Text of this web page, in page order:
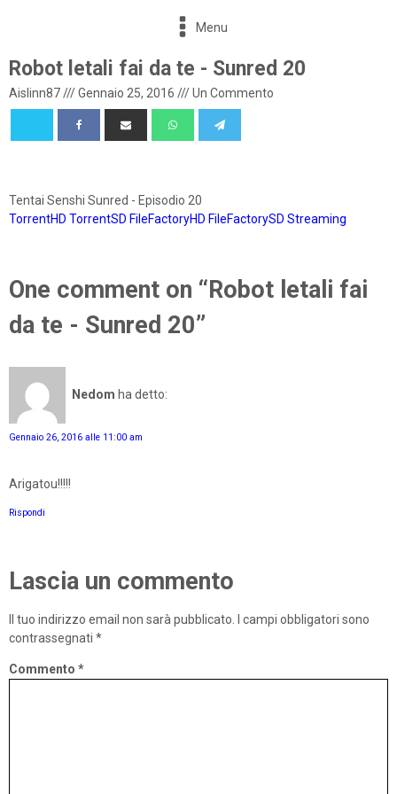
Menu
Robot letali fai da te - Sunred 20
Aislinn87///Gennaio 25, 2016 ///Un Commento
Tentai Senshi Sunred - Episodio 20
TorrentHD TorrentSD FileFactoryHD FileFactorySD Streaming
One comment on “Robot letali fai
da te - Sunred 20”
Nedom ha detto:
Gennaio 26, 2016 alle 11:00 am
Arigatou!!!!!
Rispondi
Lascia un commento
Il tuo indirizzo email non sarà pubblicato.
I campi obbligatori sono
contrassegnati *
Commento *